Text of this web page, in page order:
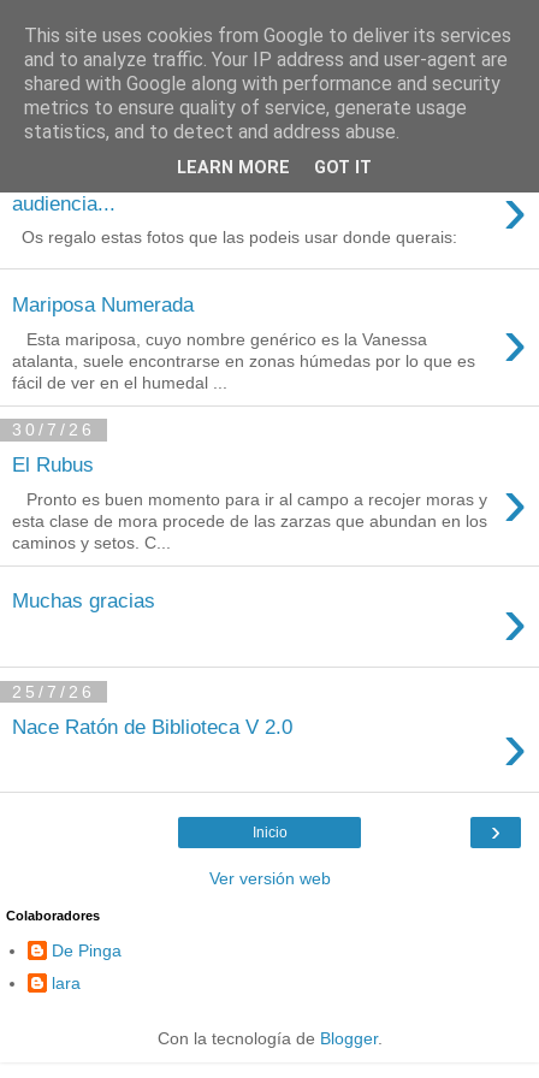
Está de pinga
3/8/26
Agradecimientos a Ares por su
audiencia...
›
Os regalo estas fotos que las podeis usar donde querais:
Mariposa Numerada ›
Esta mariposa, cuyo nombre genérico es la Vanessa
atalanta, suele encontrarse en zonas húmedas por lo que es
fácil de ver en el humedal ...
30/7/26
El Rubus ›
Pronto es buen momento para ir al campo a recojer moras y
esta clase de mora procede de las zarzas que abundan en los
caminos y setos. C...
Muchas gracias ›
25/7/26
Nace Ratón de Biblioteca V 2.0 ›
›
Inicio
Ver versión web
Colaboradores
De Pinga
lara
Con la tecnología de Blogger.
This site uses cookies from Google to deliver its services
and to analyze traffic. Your IP address and user-agent are
shared with Google along with performance and security
metrics to ensure quality of service, generate usage
statistics, and to detect and address abuse.
LEARN MORE GOT IT